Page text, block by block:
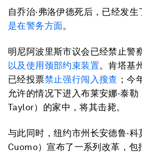
自乔治·弗洛伊德死后，已经发生
是在警务方面。
明尼阿波里斯市议会已经禁止警
以及使用颈部约束装置。肯塔基
已经投票禁止强行闯入搜查 ；今
允许的情况下进入布莱安娜·泰
Taylor）的家中，将其击毙。
与此同时，纽约市州长安德鲁·
Cuomo）宣布了一系列改革，包